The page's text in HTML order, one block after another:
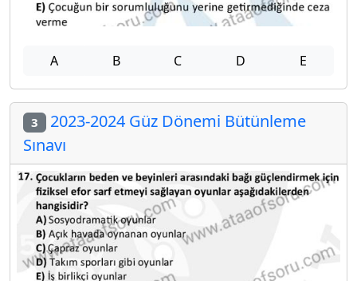
A B C D E
3 2023-2024 Güz Dönemi Bütünleme
Sınavı